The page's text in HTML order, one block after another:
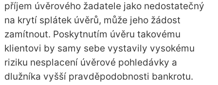
příjem úvěrového žadatele jako nedostatečný
na krytí splátek úvěrů, může jeho žádost
zamítnout. Poskytnutím úvěru takovému
klientovi by samy sebe vystavily vysokému
riziku nesplacení úvěrové pohledávky a
dlužníka vyšší pravděpodobnosti bankrotu.